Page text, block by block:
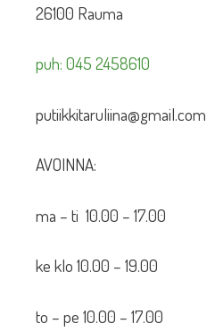
26100 Rauma
puh: 045 2458610
putiikkitaruliina@gmail.com
AVOINNA:
ma – ti 10.00 – 17.00
ke klo 10.00 – 19.00
to – pe 10.00 – 17.00